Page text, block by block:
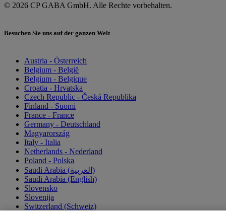
© 2026 CP GABA GmbH. Alle Rechte vorbehalten.
Besuchen Sie uns auf der ganzen Welt
Austria - Österreich
Belgium - België
Belgium - Belgique
Croatia - Hrvatska
Czech Republic - Česká Republika
Finland - Suomi
France - France
Germany - Deutschland
Magyarország
Italy - Italia
Netherlands - Nederland
Poland - Polska
Saudi Arabia (العربية)
Saudi Arabia (English)
Slovensko
Slovenija
Switzerland (Schweiz)